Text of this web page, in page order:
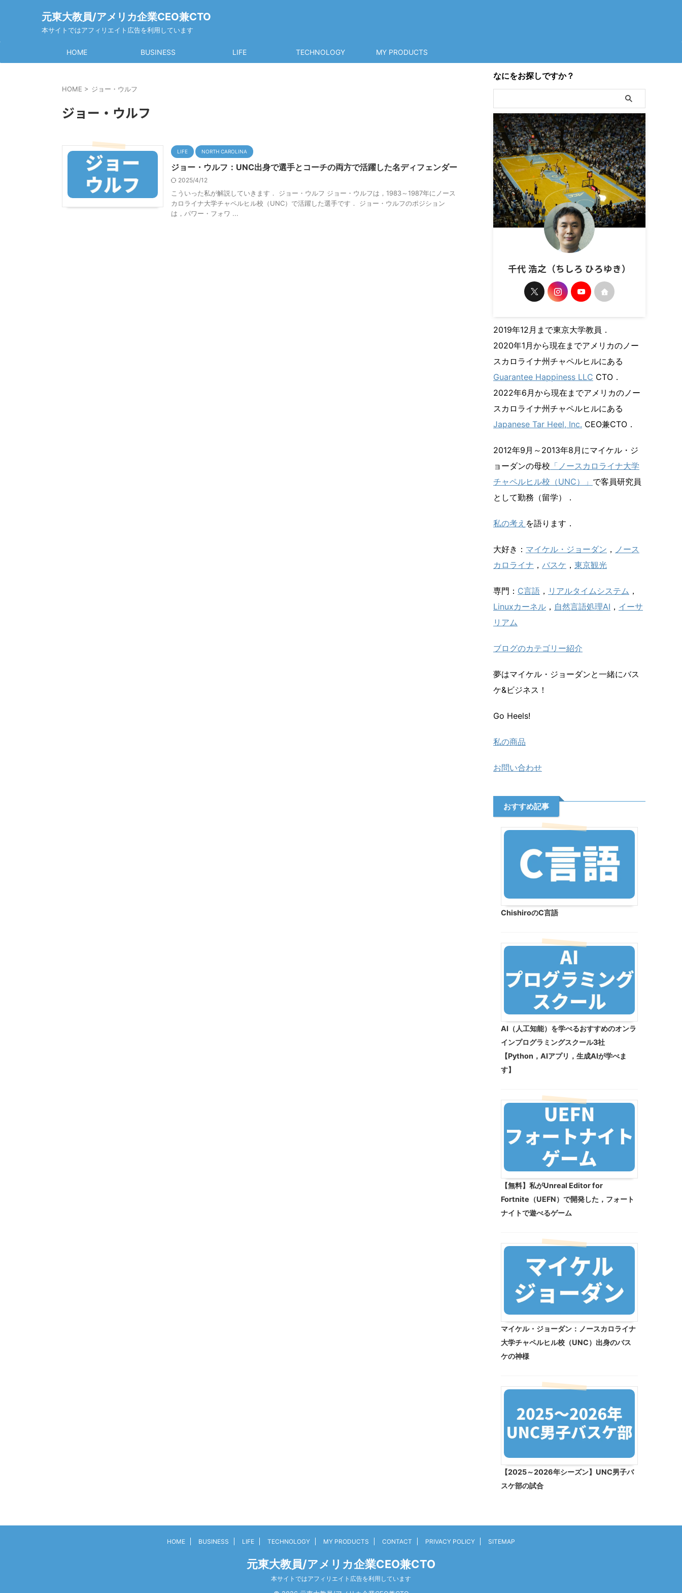
元東大教員/アメリカ企業CEO兼CTO
本サイトではアフィリエイト広告を利用しています
HOME BUSINESS LIFE TECHNOLOGY MY PRODUCTS
HOME > ジョー・ウルフ
ジョー・ウルフ
LIFE NORTH CAROLINA
ジョー・ウルフ：UNC出身で選手とコーチの両方で活躍した名ディフェンダー
2025/4/12
こういった私が解説していきます． ジョー・ウルフ ジョー・ウルフは，1983～1987年にノース
カロライナ大学チャペルヒル校（UNC）で活躍した選手です． ジョー・ウルフのポジション
は，パワー・フォワ ...
なにをお探しですか？
千代 浩之（ちしろ ひろゆき）
2019年12月まで東京大学教員．
2020年1月から現在までアメリカのノー
スカロライナ州チャペルヒルにある
Guarantee Happiness LLC CTO．
2022年6月から現在までアメリカのノー
スカロライナ州チャペルヒルにある
Japanese Tar Heel, Inc. CEO兼CTO．
2012年9月～2013年8月にマイケル・ジ
ョーダンの母校 「ノースカロライナ大学
チャペルヒル校（UNC）」 で客員研究員
として勤務（留学）．
私の考え を語ります．
大好き： マイケル・ジョーダン ， ノース
カロライナ ， バスケ ， 東京観光
専門： C言語 ， リアルタイムシステム ，
Linuxカーネル ， 自然言語処理AI ， イーサ
リアム
ブログのカテゴリー紹介
夢はマイケル・ジョーダンと一緒にバス
ケ&ビジネス！
Go Heels!
私の商品
お問い合わせ
おすすめ記事
ChishiroのC言語
AI（人工知能）を学べるおすすめのオンラ
インプログラミングスクール3社
【Python，AIアプリ，生成AIが学べま
す】
【無料】私がUnreal Editor for
Fortnite（UEFN）で開発した，フォート
ナイトで遊べるゲーム
マイケル・ジョーダン：ノースカロライナ
大学チャペルヒル校（UNC）出身のバス
ケの神様
【2025～2026年シーズン】UNC男子バ
スケ部の試合
HOME BUSINESS LIFE TECHNOLOGY MY PRODUCTS CONTACT PRIVACY POLICY SITEMAP
元東大教員/アメリカ企業CEO兼CTO
本サイトではアフィリエイト広告を利用しています